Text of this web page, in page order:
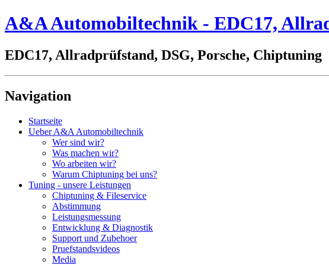
A&A Automobiltechnik - EDC17,
EDC17, Allradprüfstand, DSG, Porsche, Chiptuning
Navigation
Startseite
Ueber A&A Automobiltechnik
Wer sind wir?
Was machen wir?
Wo arbeiten wir?
Warum Chiptuning bei uns?
Tuning - unsere Leistungen
Chiptuning & Fileservice
Abstimmung
Leistungsmessung
Entwicklung & Diagnostik
Support und Zubehoer
Pruefstandsvideos
Media